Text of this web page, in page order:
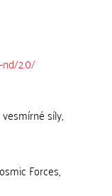
2.0/
síly,
Forces,